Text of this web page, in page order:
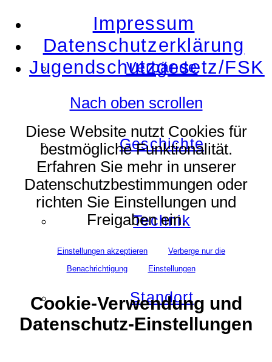
Verbände
Geschichte
Technik
Standort
Impressum
Datenschutzerklärung
Jugendschutzgesetz/FSK
Nach oben scrollen
Diese Website nutzt Cookies für
bestmögliche Funktionalität.
Erfahren Sie mehr in unserer
Datenschutzbestimmungen oder
richten Sie Einstellungen und
Freigaben ein.
Einstellungen akzeptieren
Verberge nur die
Benachrichtigung
Einstellungen
Cookie-Verwendung und
Datenschutz-Einstellungen